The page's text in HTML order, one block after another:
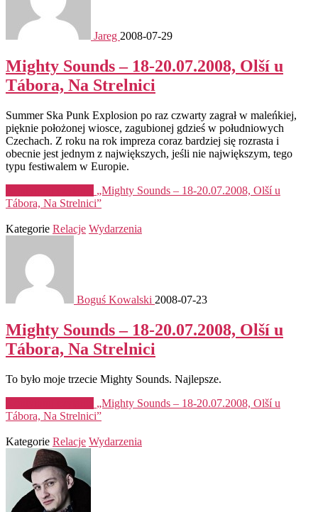
Jareg 2008-07-29
Mighty Sounds – 18-20.07.2008, Olší u
Tábora, Na Strelnici
Summer Ska Punk Explosion po raz czwarty zagrał w maleńkiej,
pięknie położonej wiosce, zagubionej gdzieś w południowych
Czechach. Z roku na rok impreza coraz bardziej się rozrasta i
obecnie jest jednym z największych, jeśli nie największym, tego
typu festiwalem w Europie.
„Mighty Sounds – 18-20.07.2008, Olší u
Tábora, Na Strelnici”
Kategorie Relacje Wydarzenia
Boguś Kowalski 2008-07-23
Mighty Sounds – 18-20.07.2008, Olší u
Tábora, Na Strelnici
To było moje trzecie Mighty Sounds. Najlepsze.
„Mighty Sounds – 18-20.07.2008, Olší u
Tábora, Na Strelnici”
Kategorie Relacje Wydarzenia